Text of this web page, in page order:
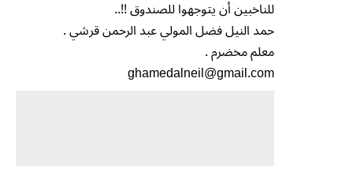
للناخبين أن يتوجهوا للصندوق !!..
حمد النيل فضل المولي عبد الرحمن قرشي .
معلم مخضرم .
ghamedalneil@gmail.com